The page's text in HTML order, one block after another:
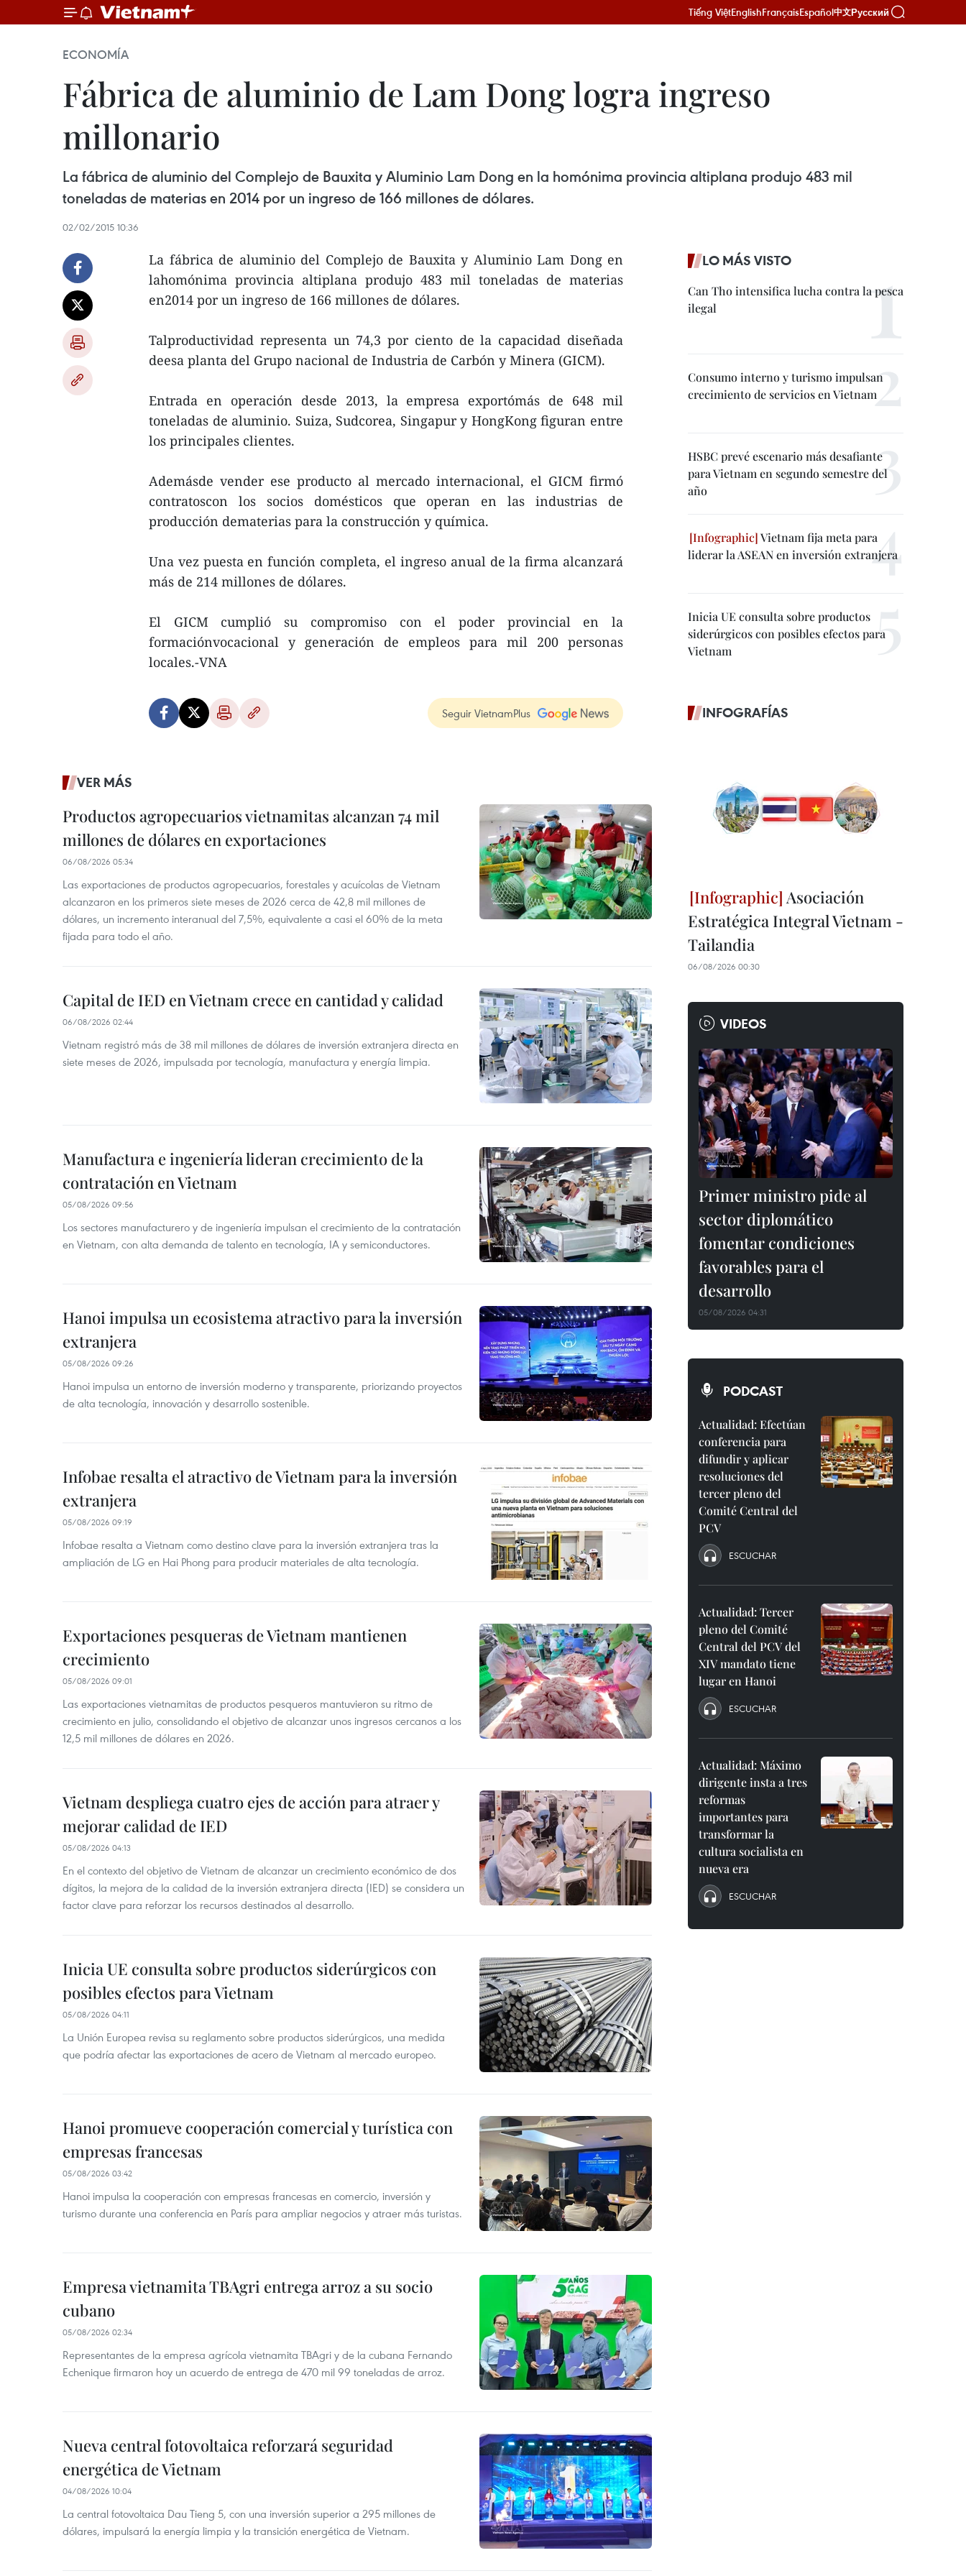
Tiếng ViệtEnglishFrançaisEspañol中文Русский
ECONOMÍA
Fábrica de aluminio de Lam Dong logra ingreso
millonario
La fábrica de aluminio del Complejo de Bauxita y Aluminio Lam Dong en la homónima provincia altiplana produjo 483 mil
toneladas de materias en 2014 por un ingreso de 166 millones de dólares.
02/02/2015 10:36
La fábrica de aluminio del Complejo de Bauxita y Aluminio Lam Dong en
lahomónima provincia altiplana produjo 483 mil toneladas de materias
en2014 por un ingreso de 166 millones de dólares.
Talproductividad representa un 74,3 por ciento de la capacidad diseñada
deesa planta del Grupo nacional de Industria de Carbón y Minera (GICM).
Entrada en operación desde 2013, la empresa exportómás de 648 mil
toneladas de aluminio. Suiza, Sudcorea, Singapur y HongKong figuran entre
los principales clientes.
Ademásde vender ese producto al mercado internacional, el GICM firmó
contratoscon los socios domésticos que operan en las industrias de
producción dematerias para la construcción y química.
Una vez puesta en función completa, el ingreso anual de la firma alcanzará
más de 214 millones de dólares.
El GICM cumplió su compromiso con el poder provincial en la
formaciónvocacional y generación de empleos para mil 200 personas
locales.-VNA
Seguir VietnamPlus
VER MÁS
Productos agropecuarios vietnamitas alcanzan 74 mil
millones de dólares en exportaciones
06/08/2026 05:34
Las exportaciones de productos agropecuarios, forestales y acuícolas de Vietnam
alcanzaron en los primeros siete meses de 2026 cerca de 42,8 mil millones de
dólares, un incremento interanual del 7,5%, equivalente a casi el 60% de la meta
fijada para todo el año.
Capital de IED en Vietnam crece en cantidad y calidad
06/08/2026 02:44
Vietnam registró más de 38 mil millones de dólares de inversión extranjera directa en
siete meses de 2026, impulsada por tecnología, manufactura y energía limpia.
Manufactura e ingeniería lideran crecimiento de la
contratación en Vietnam
05/08/2026 09:56
Los sectores manufacturero y de ingeniería impulsan el crecimiento de la contratación
en Vietnam, con alta demanda de talento en tecnología, IA y semiconductores.
Hanoi impulsa un ecosistema atractivo para la inversión
extranjera
05/08/2026 09:26
Hanoi impulsa un entorno de inversión moderno y transparente, priorizando proyectos
de alta tecnología, innovación y desarrollo sostenible.
Infobae resalta el atractivo de Vietnam para la inversión
extranjera
05/08/2026 09:19
Infobae resalta a Vietnam como destino clave para la inversión extranjera tras la
ampliación de LG en Hai Phong para producir materiales de alta tecnología.
Exportaciones pesqueras de Vietnam mantienen
crecimiento
05/08/2026 09:01
Las exportaciones vietnamitas de productos pesqueros mantuvieron su ritmo de
crecimiento en julio, consolidando el objetivo de alcanzar unos ingresos cercanos a los
12,5 mil millones de dólares en 2026.
Vietnam despliega cuatro ejes de acción para atraer y
mejorar calidad de IED
05/08/2026 04:13
En el contexto del objetivo de Vietnam de alcanzar un crecimiento económico de dos
dígitos, la mejora de la calidad de la inversión extranjera directa (IED) se considera un
factor clave para reforzar los recursos destinados al desarrollo.
Inicia UE consulta sobre productos siderúrgicos con
posibles efectos para Vietnam
05/08/2026 04:11
La Unión Europea revisa su reglamento sobre productos siderúrgicos, una medida
que podría afectar las exportaciones de acero de Vietnam al mercado europeo.
Hanoi promueve cooperación comercial y turística con
empresas francesas
05/08/2026 03:42
Hanoi impulsa la cooperación con empresas francesas en comercio, inversión y
turismo durante una conferencia en París para ampliar negocios y atraer más turistas.
Empresa vietnamita TBAgri entrega arroz a su socio
cubano
05/08/2026 02:34
Representantes de la empresa agrícola vietnamita TBAgri y de la cubana Fernando
Echenique firmaron hoy un acuerdo de entrega de 470 mil 99 toneladas de arroz.
Nueva central fotovoltaica reforzará seguridad
energética de Vietnam
04/08/2026 10:04
La central fotovoltaica Dau Tieng 5, con una inversión superior a 295 millones de
dólares, impulsará la energía limpia y la transición energética de Vietnam.
LO MÁS VISTO
Can Tho intensifica lucha contra la pesca
ilegal
Consumo interno y turismo impulsan
crecimiento de servicios en Vietnam
HSBC prevé escenario más desafiante
para Vietnam en segundo semestre del
año
Vietnam fija meta para
liderar la ASEAN en inversión extranjera
Inicia UE consulta sobre productos
siderúrgicos con posibles efectos para
Vietnam
INFOGRAFÍAS
Asociación
Estratégica Integral Vietnam -
Tailandia
06/08/2026 00:30
VIDEOS
Primer ministro pide al
sector diplomático
fomentar condiciones
favorables para el
desarrollo
05/08/2026 04:31
PODCAST
Actualidad: Efectúan
conferencia para
difundir y aplicar
resoluciones del
tercer pleno del
Comité Central del
PCV
ESCUCHAR
Actualidad: Tercer
pleno del Comité
Central del PCV del
XIV mandato tiene
lugar en Hanoi
ESCUCHAR
Actualidad: Máximo
dirigente insta a tres
reformas
importantes para
transformar la
cultura socialista en
nueva era
ESCUCHAR